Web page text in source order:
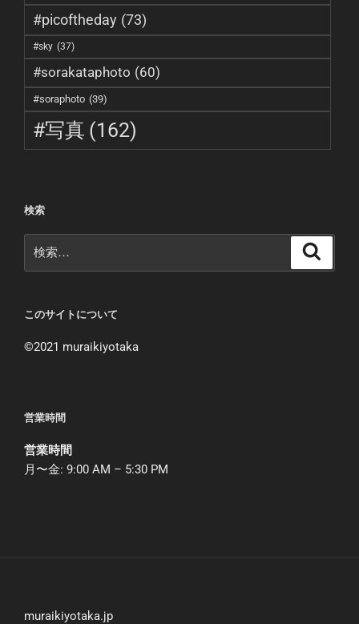
#picoftheday (73)
#sky (37)
#sorakataphoto (60)
#soraphoto (39)
#写真 (162)
検索
索:
このサイトについて
©︎2021 muraikiyotaka
営業時間
営業時間
月〜金: 9:00 AM – 5:30 PM
muraikiyotaka.jp